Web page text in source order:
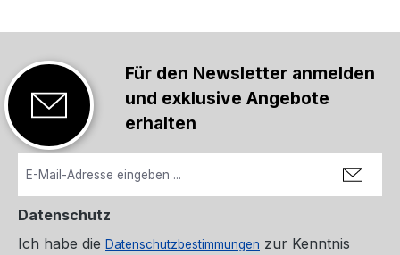
Für den Newsletter anmelden
und exklusive Angebote
erhalten
Datenschutz
Ich habe die Datenschutzbestimmungen zur Kenntnis